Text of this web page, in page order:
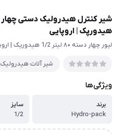
هیدورپک | اروپایی
لیور چهار دسته ۸۰ لیتر 1/2 هیدورپک | اروپایی
شیر آلات هیدرولیک
ویژگی‌ها
برند
Hydro-pack
سایز
1/2